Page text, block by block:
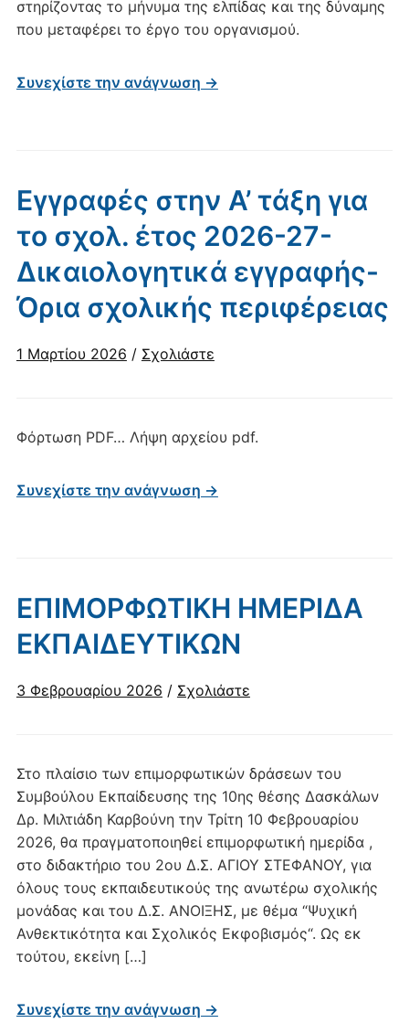
στηρίζοντας το μήνυμα της ελπίδας και της δύναμης
που μεταφέρει το έργο του οργανισμού.
Συνεχίστε την ανάγνωση →
Εγγραφές στην Α’ τάξη για
το σχολ. έτος 2026-27-
Δικαιολογητικά εγγραφής-
Όρια σχολικής περιφέρειας
1 Μαρτίου 2026 / Σχολιάστε
Φόρτωση PDF… Λήψη αρχείου pdf.
Συνεχίστε την ανάγνωση →
ΕΠΙΜΟΡΦΩΤΙΚΗ ΗΜΕΡΙΔΑ
ΕΚΠΑΙΔΕΥΤΙΚΩΝ
3 Φεβρουαρίου 2026 / Σχολιάστε
Στο πλαίσιο των επιμορφωτικών δράσεων του
Συμβούλου Εκπαίδευσης της 10ης θέσης Δασκάλων
Δρ. Μιλτιάδη Καρβούνη την Τρίτη 10 Φεβρουαρίου
2026, θα πραγματοποιηθεί επιμορφωτική ημερίδα ,
στο διδακτήριο του 2ου Δ.Σ. ΑΓΙΟΥ ΣΤΕΦΑΝΟΥ, για
όλους τους εκπαιδευτικούς της ανωτέρω σχολικής
μονάδας και του Δ.Σ. ΑΝΟΙΞΗΣ, με θέμα “Ψυχική
Ανθεκτικότητα και Σχολικός Εκφοβισμός“. Ως εκ
τούτου, εκείνη […]
Συνεχίστε την ανάγνωση →